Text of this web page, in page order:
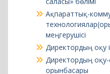
орынбасары
Директордың
орынбасары
Колледж
Педагогикалық